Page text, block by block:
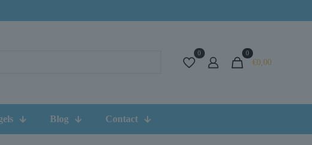
0 0
€0,00
Blog Contact